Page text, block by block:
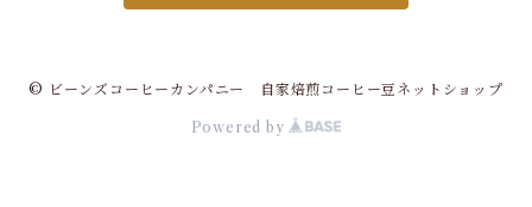
© ビーンズコーヒーカンパニー 自家焙煎コーヒー豆ネットショップ
Powered by